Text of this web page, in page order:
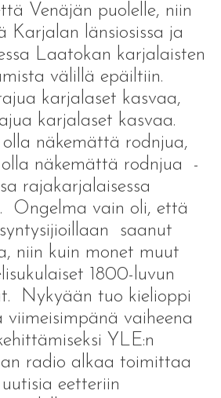
Venäjän puolelle, niin
Karjalan länsiosissa ja
Laatokan karjalaisten
välillä epäiltiin.
karjalaset kasvaa,
karjalaset kasvaa.
olla näkemättä rodnjua,
näkemättä rodnjua -
rajakarjalaisessa
Ongelma vain oli, että
saanut
niin kuin monet muut
1800-luvun
Nykyään tuo kielioppi
viimeisimpänä vaiheena
YLE:n
radio alkaa toimittaa
eetteriin